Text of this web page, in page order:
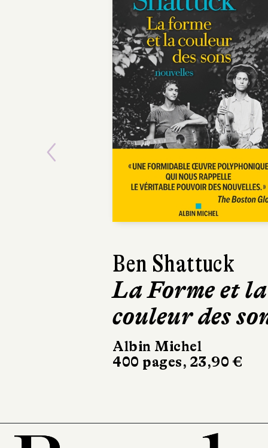
POCHE
Ivy Pochoda
L’Autre côté
docks
Liana Levi
352 pages, 11,50 €
Previous